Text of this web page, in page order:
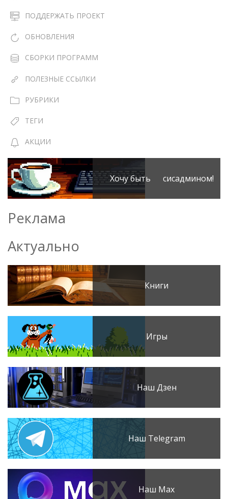
ПОДДЕРЖАТЬ ПРОЕКТ
ОБНОВЛЕНИЯ
СБОРКИ ПРОГРАММ
ПОЛЕЗНЫЕ ССЫЛКИ
РУБРИКИ
ТЕГИ
АКЦИИ
Хочу быть сисадмином!
Реклама
Актуально
Книги
Игры
Наш Дзен
Наш Telegram
Наш Max